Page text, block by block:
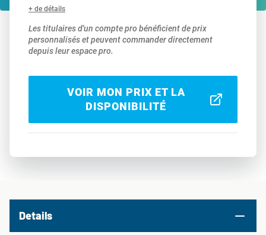
+ de détails
Les titulaires d'un compte pro bénéficient de prix
personnalisés et peuvent commander directement
depuis leur espace pro.
VOIR MON PRIX ET LA
DISPONIBILITÉ
Details